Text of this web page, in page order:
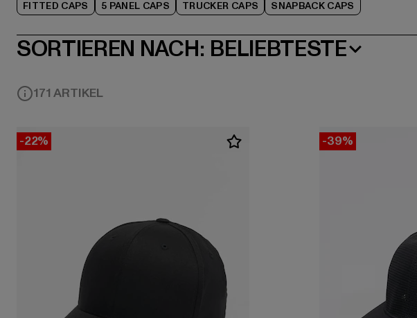
FITTED CAPS 5 PANEL CAPS TRUCKER CAPS SNAPBACK CAPS
SORTIEREN NACH: BELIEBTESTE
171 ARTIKEL
-22% -39%